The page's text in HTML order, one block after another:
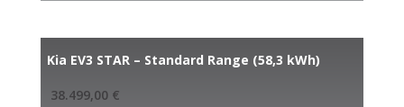
Kia EV3 STAR – Standard Range (58,3 kWh)
38.499,00 €